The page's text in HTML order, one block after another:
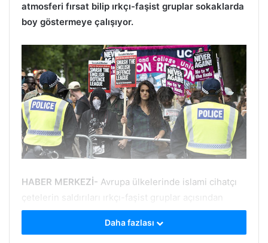
atmosferi fırsat bilip ırkçı-faşist gruplar sokaklarda
boy göstermeye çalışıyor.
HABER MERKEZİ- Avrupa ülkelerinde islami cihatçı
çetelerin saldırıları ırkçı-faşist gruplar açısından
palazlanıp güç kazanmak için uygun zemin yaratıyor.
Bunu fırsat bilen faşist gruplar sokaklarda boy
Daha fazlası